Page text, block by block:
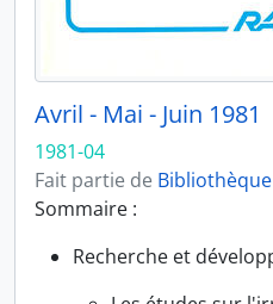
Avril - Mai - Juin 1981
1981-04
Fait partie de Bibliothèque
Sommaire :
Recherche et